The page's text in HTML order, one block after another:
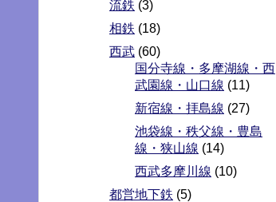
流鉄 (3)
相鉄 (18)
西武 (60)
国分寺線・多摩湖線・西
武園線・山口線 (11)
新宿線・拝島線 (27)
池袋線・秩父線・豊島
線・狭山線 (14)
西武多摩川線 (10)
都営地下鉄 (5)